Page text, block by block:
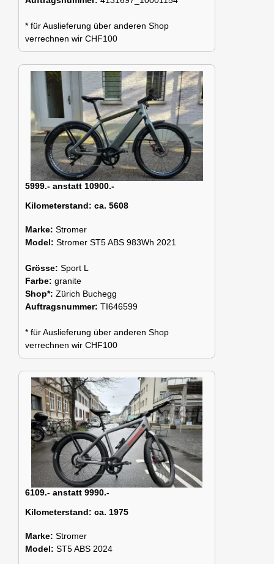
* für Auslieferung über anderen Shop
verrechnen wir CHF100
5999.- anstatt 10900.-
Kilometerstand: ca. 5608
Marke: Stromer
Model: Stromer ST5 ABS 983Wh 2021
Grösse: Sport L
Farbe: granite
Shop*: Zürich Buchegg
Auftragsnummer: TI646599
* für Auslieferung über anderen Shop
verrechnen wir CHF100
6109.- anstatt 9990.-
Kilometerstand: ca. 1975
Marke: Stromer
Model: ST5 ABS 2024